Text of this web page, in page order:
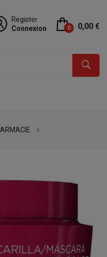
Register
Connexion
0 0,00 €